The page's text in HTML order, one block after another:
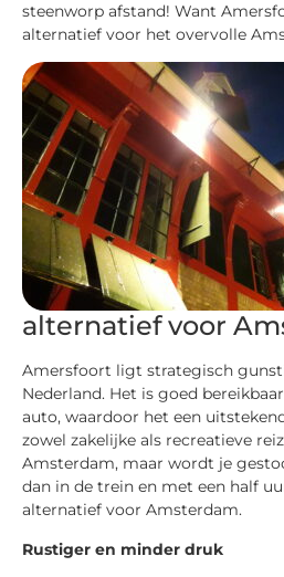
steenworp afstand! Want
alternatief voor het overvolle
alternatief voor
Amersfoort ligt strategisch
Nederland. Het is goed
auto, waardoor het een
zowel zakelijke als recreatieve
Amsterdam, maar wordt je
dan in de trein en met een half
alternatief voor Amsterdam.
Rustiger en minder druk